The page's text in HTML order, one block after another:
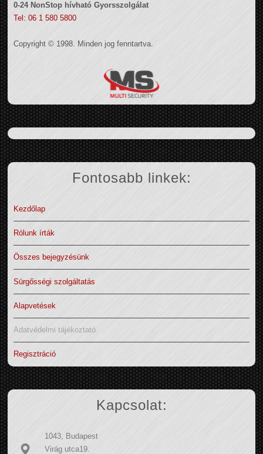
0-24 NonStop hívható Gyorsszolgálat
Tel: 06 1 580 5800
Copyright © 1998. Minden jog fenntartva.
Fontosabb linkek:
Kezdőlap
Rólunk írták
Összes bejegyzésünk
Sürgősségi szolgáltatás
Alapvetések
Adatvédelmi tájékoztató
Regisztráció
Kapcsolat:
1043, Budapest
Virág utca19.